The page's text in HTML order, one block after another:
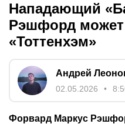
Нападающий
Рэшфорд может
«Тоттенхэм»
Андрей
02.05.2026
Форвард Маркус